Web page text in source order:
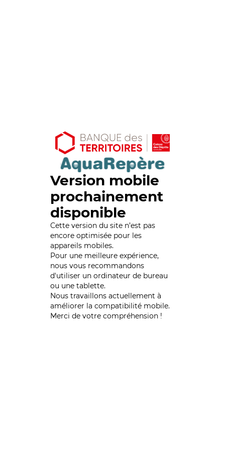
Version mobile
prochainement
disponible
Cette version du site n’est pas
encore optimisée pour les
appareils mobiles.
Pour une meilleure expérience,
nous vous recommandons
d'utiliser un ordinateur de bureau
ou une tablette.
Nous travaillons actuellement à
améliorer la compatibilité mobile.
Merci de votre compréhension !